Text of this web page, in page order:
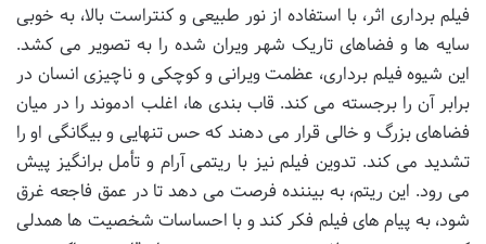
فیلم برداری اثر، با استفاده از نور طبیعی و کنتراست بالا، به خوبی
سایه ها و فضاهای تاریک شهر ویران شده را به تصویر می کشد.
این شیوه فیلم برداری، عظمت ویرانی و کوچکی و ناچیزی انسان در
برابر آن را برجسته می کند. قاب بندی ها، اغلب ادموند را در میان
فضاهای بزرگ و خالی قرار می دهند که حس تنهایی و بیگانگی او را
تشدید می کند. تدوین فیلم نیز با ریتمی آرام و تأمل برانگیز پیش
می رود. این ریتم، به بیننده فرصت می دهد تا در عمق فاجعه غرق
شود، به پیام های فیلم فکر کند و با احساسات شخصیت ها همدلی